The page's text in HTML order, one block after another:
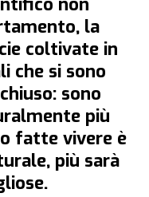
la
coltivate in
che si sono
sono
più
fatte vivere è
più sarà